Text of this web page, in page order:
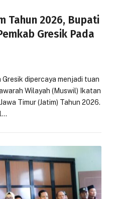
Tahun 2026, Bupati
Gresik Pada
Gresik dipercaya menjadi tuan
Wilayah (Muswil) Ikatan
Timur (Jatim) Tahun 2026.